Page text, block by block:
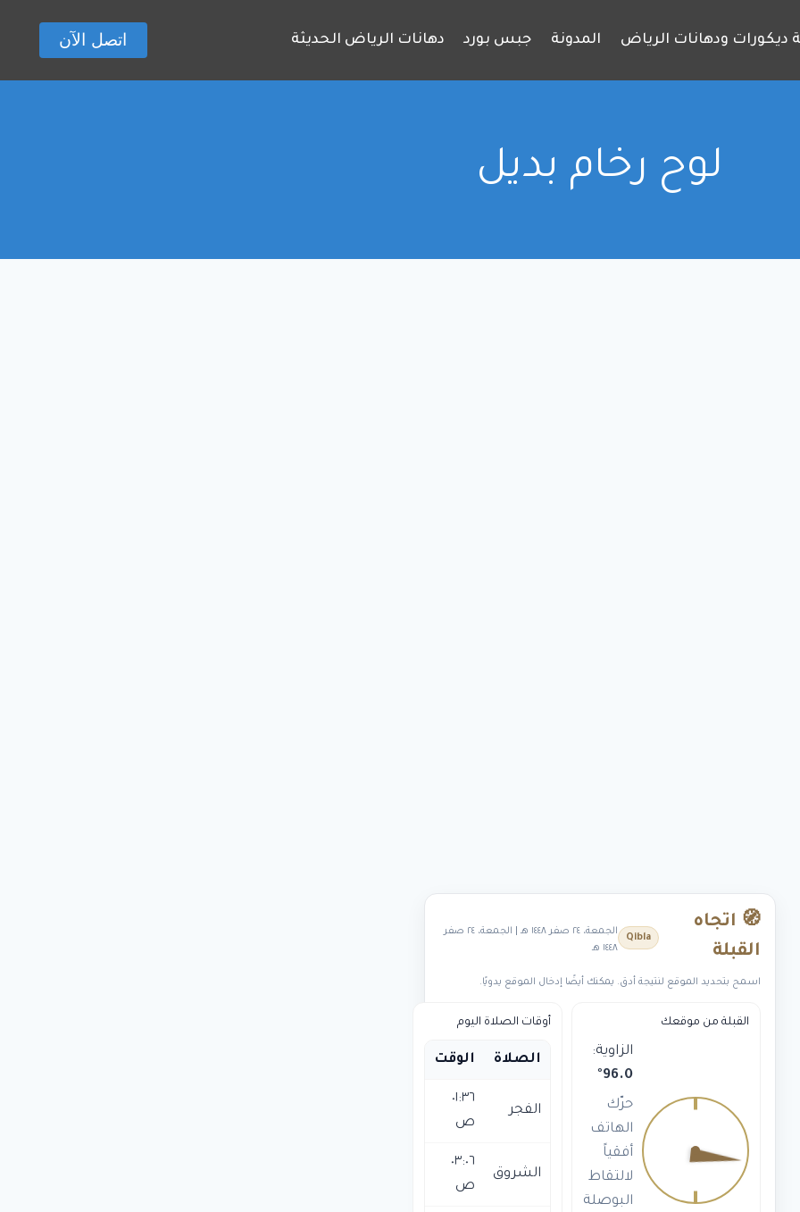
ديكورات ودهانات الرياض المدونة جبس بورد دهانات الرياض الحديثة اتصل الآن
لوح رخام بديل
🧭 اتجاه
القبلة
Qibla
الجمعة، ٢٤ صفر ١٤٤٨ هـ | الجمعة، ٢٤ صفر
١٤٤٨ هـ
اسمح بتحديد الموقع لنتيجة أدق. يمكنك أيضًا إدخال الموقع يدويًا.
القبلة من موقعك
الزاوية:
96.0
°
حرّك
الهاتف
أفقياً
لالتقاط
البوصلة
أوقات الصلاة اليوم
الصلاة الوقت
الفجر
٠١:٣٦
ص
الشروق
٠٣:٠٦
ص